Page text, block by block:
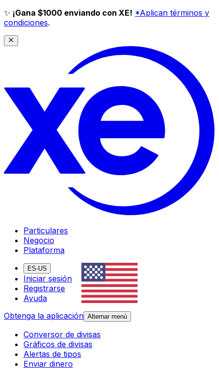
✨ ¡Gana $1000 enviando con XE! *Aplican términos y
condiciones.
Particulares
Negocio
Plataforma
ES-US
Iniciar sesión
Registrarse
Ayuda
Obtenga la aplicación Alternar menú
Conversor de divisas
Gráficos de divisas
Alertas de tipos
Enviar dinero